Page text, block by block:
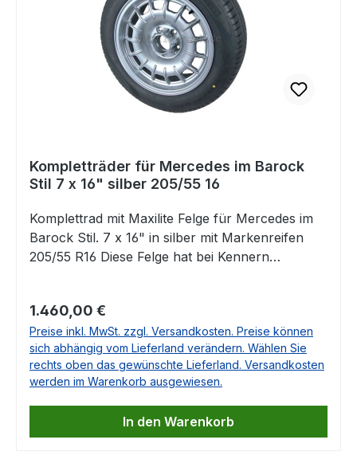
Kompletträder für Mercedes im Barock
Stil 7 x 16" silber 205/55 16
Komplettrad mit Maxilite Felge für Mercedes im
Barock Stil. 7 x 16" in silber mit Markenreifen
205/55 R16 Diese Felge hat bei Kennern
unserer Sicht natürlich ganz besonders zum
R107.Auf den Bildern ist das Komplettrad auf
einen R107 SL380 montiert. Die Räder sind
komplett montiert und montagefertig gewuchtet.
Es werden immer Markenreifen montiert, je nach
Verfügbarkeit können die Hersteller variieren.
Enthalten ist jeweils das entsprechende
Regulärer Preis:
1.460,00 €
Preise inkl. MwSt. zzgl. Versandkosten. Preise können
sich abhängig vom Lieferland verändern. Wählen Sie
rechts oben das gewünschte Lieferland. Versandkosten
werden im Warenkorb ausgewiesen.
In den Warenkorb